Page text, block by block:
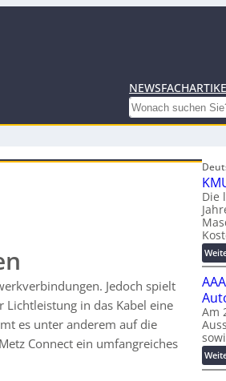
NEWS
Search
Jedoch spielt
in das Kabel eine
es unter anderem auf die
Connect ein umfangreiches
Die
Am